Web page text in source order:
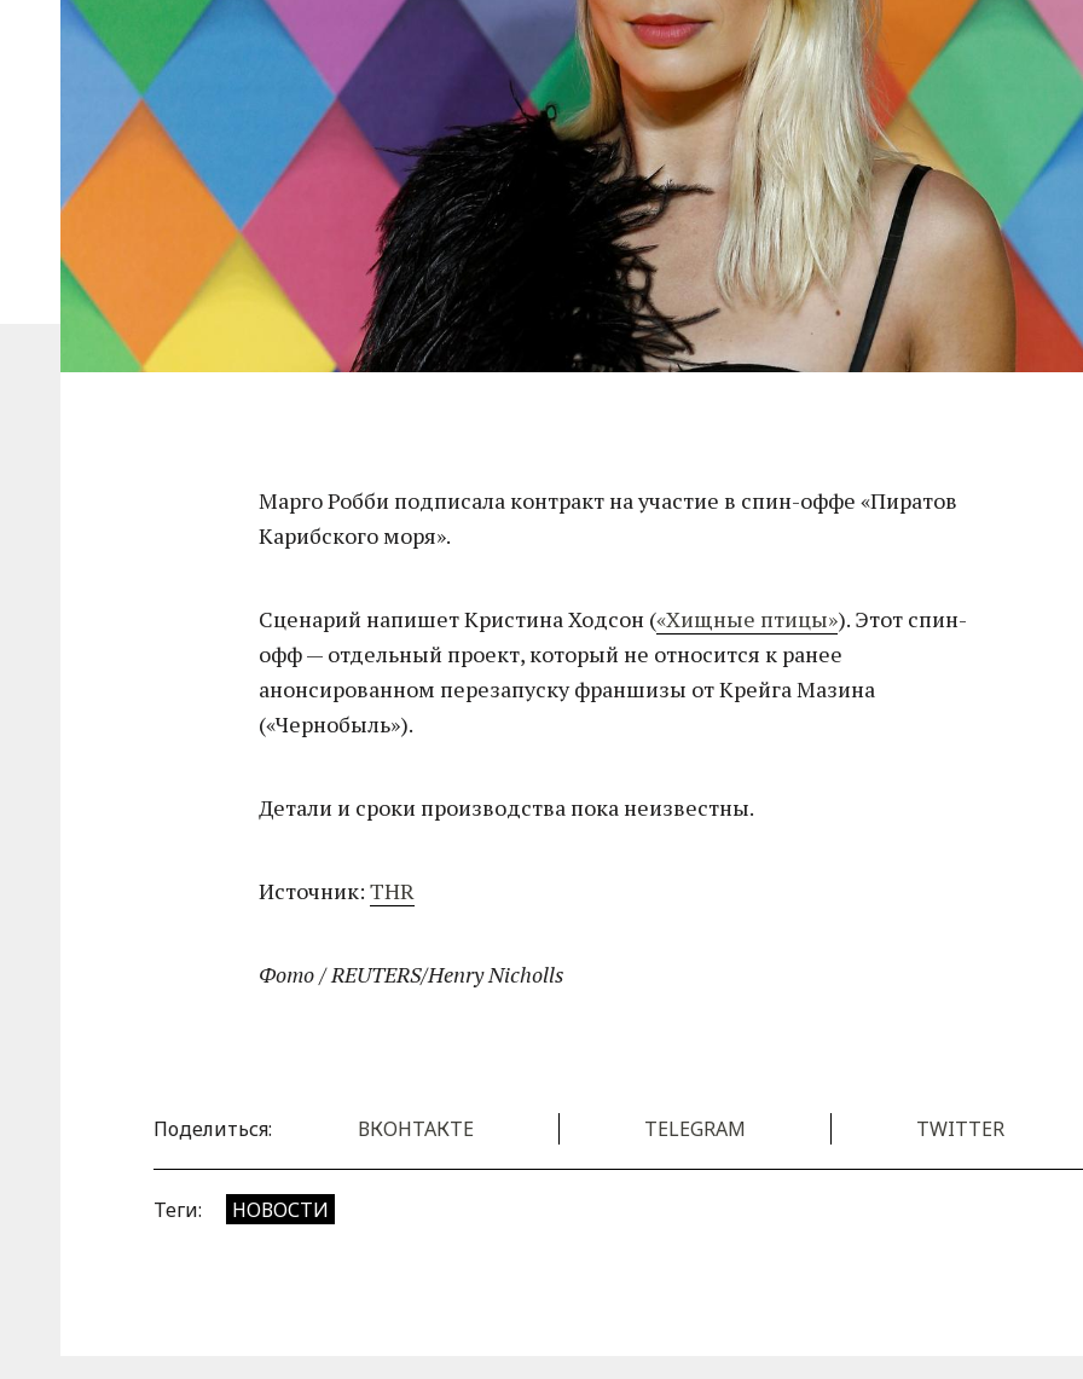
Марго Робби подписала контракт на участие в спин-оффе «Пиратов
Карибского моря».
Сценарий напишет Кристина Ходсон («Хищные птицы»). Этот спин-
офф — отдельный проект, который не относится к ранее
анонсированном перезапуску франшизы от Крейга Мазина
(«Чернобыль»).
Детали и сроки производства пока неизвестны.
Источник:THR
Фото / REUTERS/Henry Nicholls
Поделиться: ВКОНТАКТЕ TELEGRAM TWITTER
Теги: НОВОСТИ